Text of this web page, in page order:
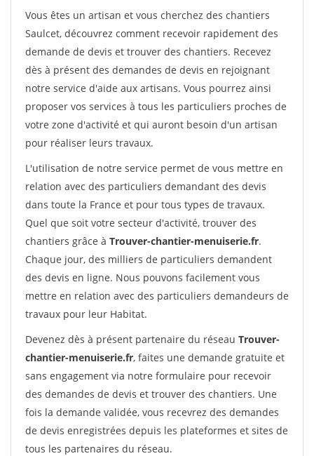
Vous êtes un artisan et vous cherchez des chantiers
Saulcet, découvrez comment recevoir rapidement des
demande de devis et trouver des chantiers. Recevez
dès à présent des demandes de devis en rejoignant
notre service d'aide aux artisans. Vous pourrez ainsi
proposer vos services à tous les particuliers proches de
votre zone d'activité et qui auront besoin d'un artisan
pour réaliser leurs travaux.
L'utilisation de notre service permet de vous mettre en
relation avec des particuliers demandant des devis
dans toute la France et pour tous types de travaux.
Quel que soit votre secteur d'activité, trouver des
chantiers grâce à Trouver-chantier-menuiserie.fr.
Chaque jour, des milliers de particuliers demandent
des devis en ligne. Nous pouvons facilement vous
mettre en relation avec des particuliers demandeurs de
travaux pour leur Habitat.
Devenez dès à présent partenaire du réseau Trouver-
chantier-menuiserie.fr, faites une demande gratuite et
sans engagement via notre formulaire pour recevoir
des demandes de devis et trouver des chantiers. Une
fois la demande validée, vous recevrez des demandes
de devis enregistrées depuis les plateformes et sites de
tous les partenaires du réseau.